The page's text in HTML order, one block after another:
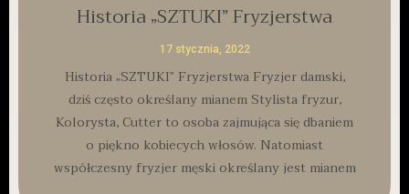
Historia „SZTUKI” Fryzjerstwa
17 stycznia, 2022
Historia „SZTUKI” Fryzjerstwa Fryzjer damski,
dziś często określany mianem Stylista fryzur,
Kolorysta, Cutter to osoba zajmująca się dbaniem
o piękno kobiecych włosów. Natomiast
współczesny fryzjer męski określany jest mianem